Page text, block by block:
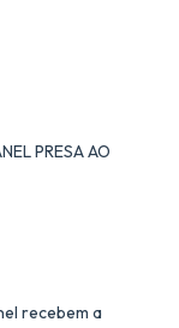
PRESA AO
recebem a